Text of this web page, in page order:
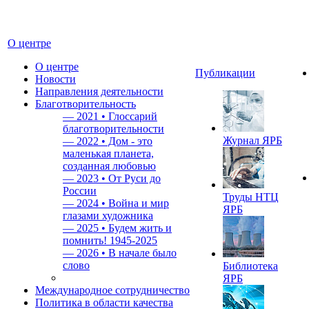
О центре
О центре
Новости
Направления деятельности
Благотворительность
— 2021 • Глоссарий
благотворительности
— 2022 • Дом - это
маленькая планета,
созданная любовью
— 2023 • От Руси до
России
— 2024 • Война и мир
глазами художника
— 2025 • Будем жить и
помнить! 1945-2025
— 2026 • В начале было
слово
Международное сотрудничество
Политика в области качества
Публикации
Журнал ЯРБ
Труды НТЦ
ЯРБ
Библиотека
ЯРБ